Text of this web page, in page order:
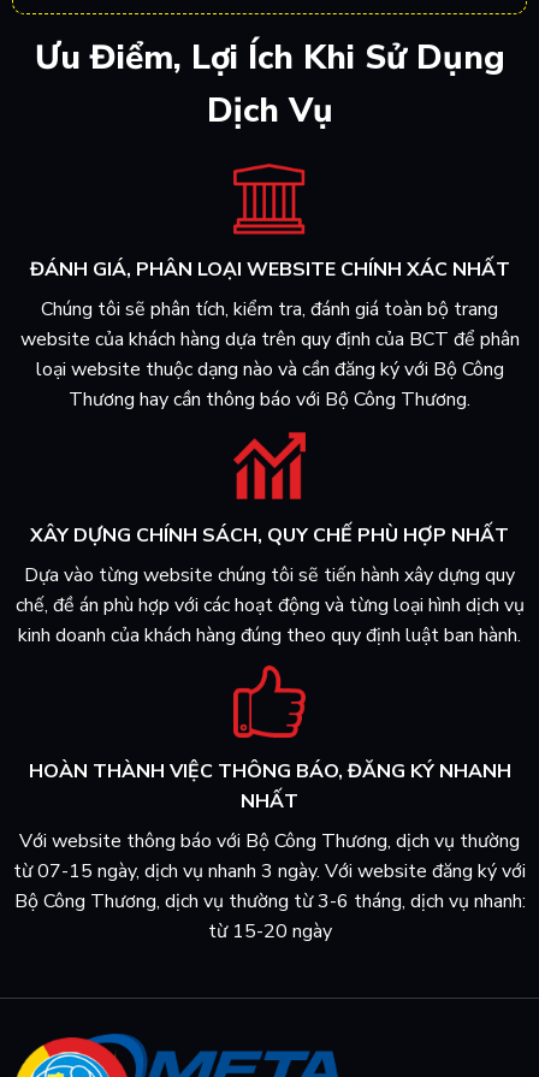
Ưu Điểm, Lợi Ích Khi Sử Dụng
Dịch Vụ
ĐÁNH GIÁ, PHÂN LOẠI WEBSITE CHÍNH XÁC NHẤT
Chúng tôi sẽ phân tích, kiểm tra, đánh giá toàn bộ trang
website của khách hàng dựa trên quy định của BCT để phân
loại website thuộc dạng nào và cần đăng ký với Bộ Công
Thương hay cần thông báo với Bộ Công Thương.
XÂY DỰNG CHÍNH SÁCH, QUY CHẾ PHÙ HỢP NHẤT
Dựa vào từng website chúng tôi sẽ tiến hành xây dựng quy
chế, đề án phù hợp với các hoạt động và từng loại hình dịch vụ
kinh doanh của khách hàng đúng theo quy định luật ban hành.
HOÀN THÀNH VIỆC THÔNG BÁO, ĐĂNG KÝ NHANH
NHẤT
Với website thông báo với Bộ Công Thương, dịch vụ thường
từ 07-15 ngày, dịch vụ nhanh 3 ngày. Với website đăng ký với
Bộ Công Thương, dịch vụ thường từ 3-6 tháng, dịch vụ nhanh:
từ 15-20 ngày